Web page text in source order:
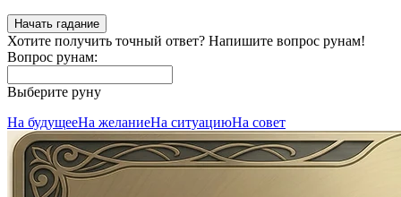
Начать гадание
Хотите получить точный ответ? Напишите вопрос рунам!
Вопрос рунам:
Выберите руну
На будущееНа желаниеНа ситуациюНа совет